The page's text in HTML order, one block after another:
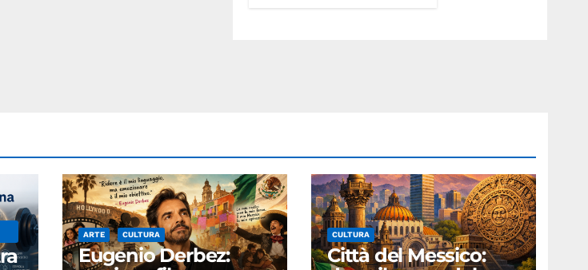
ARTE CULTURA
Eugenio Derbez:
CULTURA
Città del Messico: